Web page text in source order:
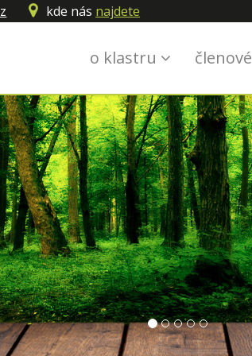
kde nás najdete
o klastru členové